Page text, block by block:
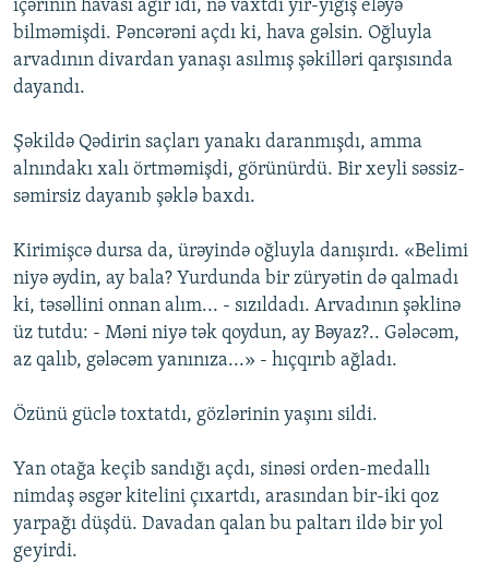
içərinin havası ağır idi, nə vaxtdı yır-yığış eləyə
bilməmişdi. Pəncərəni açdı ki, hava gəlsin. Oğluyla
arvadının divardan yanaşı asılmış şəkilləri qarşısında
dayandı.
Şəkildə Qədirin saçları yanakı daranmışdı, amma
alnındakı xalı örtməmişdi, görünürdü. Bir xeyli səssiz-
səmirsiz dayanıb şəklə baxdı.
Kirimişcə dursa da, ürəyində oğluyla danışırdı. «Belimi
niyə əydin, ay bala? Yurdunda bir züryətin də qalmadı
ki, təsəllini onnan alım... - sızıldadı. Arvadının şəklinə
üz tutdu: - Məni niyə tək qoydun, ay Bəyaz?.. Gələcəm,
az qalıb, gələcəm yanınıza...» - hıçqırıb ağladı.
Özünü güclə toxtatdı, gözlərinin yaşını sildi.
Yan otağa keçib sandığı açdı, sinəsi orden-medallı
nimdaş əsgər kitelini çıxartdı, arasından bir-iki qoz
yarpağı düşdü. Davadan qalan bu paltarı ildə bir yol
geyirdi.